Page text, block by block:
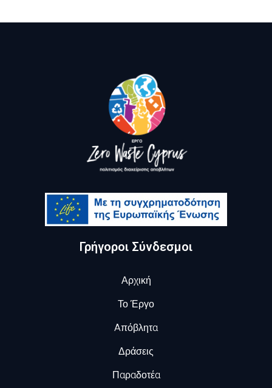
Γρήγοροι Σύνδεσμοι
Αρχική
Το Έργο
Aπόβλητα
Δράσεις
Παραδοτέα